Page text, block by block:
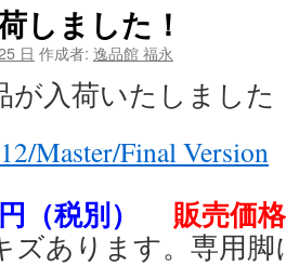
しました！
日 作成者: 逸品館 福永
が入荷いたしました
Master/Final Version
（税別） 販売価
ズあります。専用